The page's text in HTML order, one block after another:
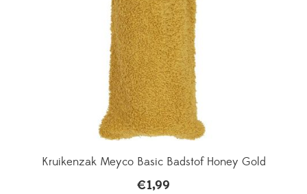
Kruikenzak Meyco Basic Badstof Honey Gold
€1,99